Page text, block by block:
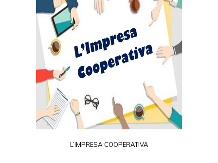
L’IMPRESA COOPERATIVA